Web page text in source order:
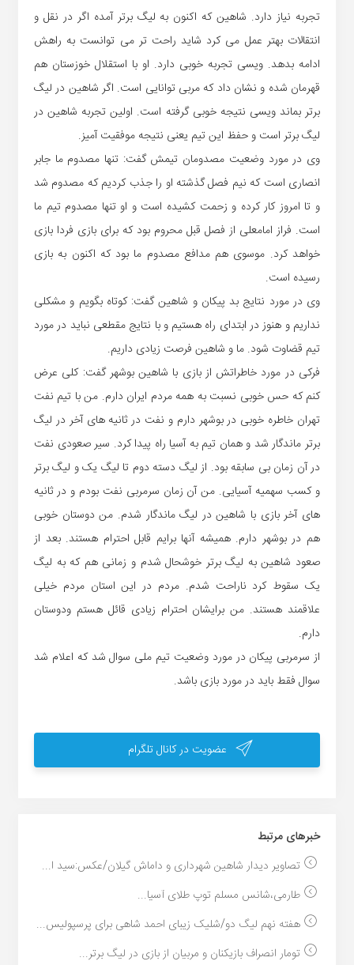
تجربه نیاز دارد. شاهین که اکنون به لیگ برتر آمده اگر در نقل و
انتقالات بهتر عمل می کرد شاید راحت تر می توانست به راهش
ادامه بدهد. ویسی تجربه خوبی دارد. او با استقلال خوزستان هم
قهرمان شده و نشان داد که مربی توانایی است. اگر شاهین در لیگ
برتر بماند ویسی نتیجه خوبی گرفته است. اولین تجربه شاهین در
لیگ برتر است و حفظ این تیم یعنی نتیجه موفقیت آمیز.
وی در مورد وضعیت مصدومان تیمش گفت: تنها مصدوم ما جابر
انصاری است که نیم فصل گذشته او را جذب کردیم که مصدوم شد
و تا امروز کار کرده و زحمت کشیده است و او تنها مصدوم تیم ما
است. فراز امامعلی از فصل قبل محروم بود که برای بازی فردا بازی
خواهد کرد. موسوی هم مدافع مصدوم ما بود که اکنون به بازی
رسیده است.
وی در مورد نتایج بد پیکان و شاهین گفت: کوتاه بگویم و مشکلی
نداریم و هنوز در ابتدای راه هستیم و با نتایج مقطعی نباید در مورد
تیم قضاوت شود. ما و شاهین فرصت زیادی داریم.
فرکی در مورد خاطراتش از بازی با شاهین بوشهر گفت: کلی عرض
کنم که حس خوبی نسبت به همه مردم ایران دارم. من با تیم نفت
تهران خاطره خوبی در بوشهر دارم و نفت در ثانیه های آخر در لیگ
برتر ماندگار شد و همان تیم به آسیا راه پیدا کرد. سیر صعودی نفت
در آن زمان بی سابقه بود. از لیگ دسته دوم تا لیگ یک و لیگ برتر
و کسب سهمیه آسیایی. من آن زمان سرمربی نفت بودم و در ثانیه
های آخر بازی با شاهین در لیگ ماندگار شدم. من دوستان خوبی
هم در بوشهر دارم. همیشه آنها برایم قابل احترام هستند. بعد از
صعود شاهین به لیگ برتر خوشحال شدم و زمانی هم که به لیگ
یک سقوط کرد ناراحت شدم. مردم در این استان مردم خیلی
علاقمند هستند. من برایشان احترام زیادی قائل هستم ودوستان
دارم.
از سرمربی پیکان در مورد وضعیت تیم ملی سوال شد که اعلام شد
سوال فقط باید در مورد بازی باشد.
عضویت در کانال تلگرام
خبر‌های مرتبط
تصاویر دیدار شاهین شهرداری و داماش گیلان/عکس:سید ا...
طارمی،شانس مسلم توپ طلای آسیا...
هفته نهم لیگ دو/شلیک زیبای احمد شاهی برای پرسپولیس...
تومار انصراف بازیکنان و مربیان از بازی در لیگ برتر...